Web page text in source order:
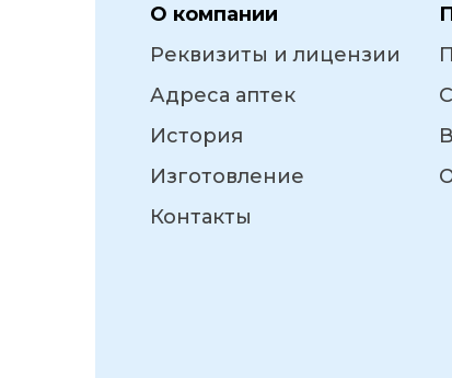
О компании
Реквизиты и лицензии
Адреса аптек
История
Изготовление
Контакты